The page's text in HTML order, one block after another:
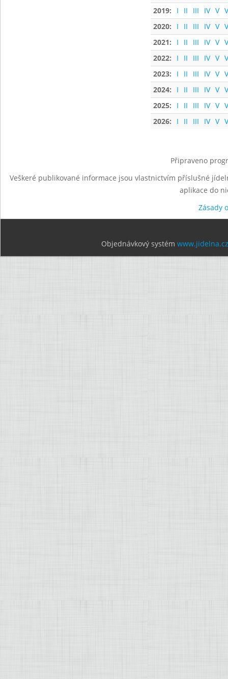
2019:
I II III IV V
2020:
I II III IV V
2021:
I II III IV V
2022:
I II III IV V
2023:
I II III IV V
2024:
I II III IV V
2025:
I II III IV V
2026:
I II III IV V
Připraveno
Veškeré publikované informace jsou vlastnictvím příslušné
aplikace do
Zásady
Objednávkový systém www.jidelna.cz